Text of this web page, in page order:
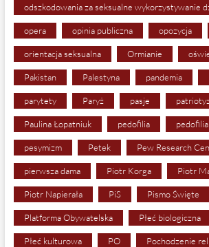
odszkodowania za seksualne wykorzystywanie
opera opinia publiczna opozycja
orientacja seksualna Ormianie
Pakistan Palestyna pandemia
parytety Paryż pasje
Paulina Łopatniuk pedofilia
pesymizm Petek Pew Research
pierwsza dama Piotr Korga Piotr
Piotr Napierała PiS Pismo Święte
Platforma Obywatelska Płeć biologiczna
Płeć kulturowa PO Pochodzenie